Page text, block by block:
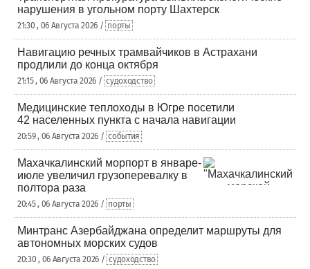
нарушения в угольном порту Шахтерск
21:30 , 06 Августа 2026 / порты
Навигацию речных трамвайчиков в Астрахани
продлили до конца октября
21:15 , 06 Августа 2026 / судоходство
Медицинские теплоходы в Югре посетили
42 населенных пункта с начала навигации
20:59 , 06 Августа 2026 / события
Махачкалинский морпорт в январе-
июле увеличил грузоперевалку в
полтора раза
20:45 , 06 Августа 2026 / порты
Минтранс Азербайджана определит маршруты для
автономных морских судов
20:30 , 06 Августа 2026 / судоходство